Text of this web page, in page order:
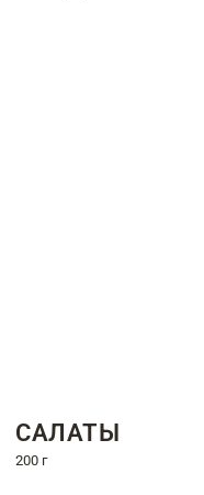
САЛАТЫ
200 г